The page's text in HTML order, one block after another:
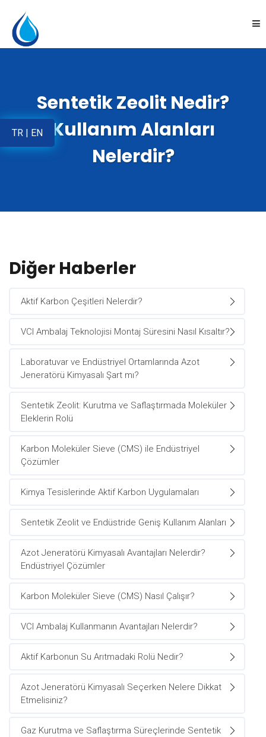
Kurumsal
Ürünler
TR | EN
Sentetik Zeolit Nedir?
Kullanım Alanları
Nelerdir?
Diğer Haberler
Aktif Karbon Çeşitleri Nelerdir?
VCI Ambalaj Teknolojisi Montaj Süresini Nasıl Kısaltır?
Laboratuvar ve Endüstriyel Ortamlarında Azot
Jeneratörü Kimyasalı Şart mı?
Sentetik Zeolit: Kurutma ve Saflaştırmada Moleküler
Eleklerin Rolü
Karbon Moleküler Sieve (CMS) ile Endüstriyel
Çözümler
Kimya Tesislerinde Aktif Karbon Uygulamaları
Sentetik Zeolit ve Endüstride Geniş Kullanım Alanları
Azot Jeneratörü Kimyasalı Avantajları Nelerdir?
Endüstriyel Çözümler
Karbon Moleküler Sieve (CMS) Nasıl Çalışır?
VCI Ambalaj Kullanmanın Avantajları Nelerdir?
Aktif Karbonun Su Arıtmadaki Rolü Nedir?
Azot Jeneratörü Kimyasalı Seçerken Nelere Dikkat
Etmelisiniz?
Gaz Kurutma ve Saflaştırma Süreçlerinde Sentetik